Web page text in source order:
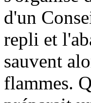
d'un
repli et
sauvent
flammes.